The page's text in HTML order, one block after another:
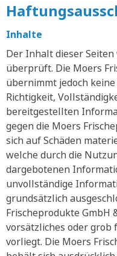
Inhalte
Der Inhalt dieser
überprüft. Die Moers
übernimmt jedoch
Richtigkeit,
bereitgestellten
gegen die Moers
sich auf Schäden
welche durch die
dargebotenen
unvollständige
grundsätzlich
Frischeprodukte GmbH
vorsätzliches oder grob
vorliegt. Die Moers